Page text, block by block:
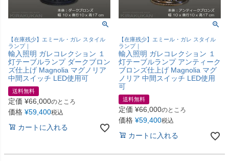
【在庫残少】エミール・ガレ スタイル
ランプ｜
輸入照明 ガレコレクション １
灯テーブルランプ ダークブロン
ズ仕上げ Magnolia マグノリア
中間スイッチ LED使用可
送料無料
定価 ¥66,000のところ
価格 ¥59,400税込
カートに入れる
【在庫残少】エミール・ガレ スタイル
ランプ｜
輸入照明 ガレコレクション １
灯テーブルランプ アンティーク
ブロンズ仕上げ Magnolia マグ
ノリア 中間スイッチ LED使用
可
送料無料
定価 ¥66,000のところ
価格 ¥59,400税込
カートに入れる